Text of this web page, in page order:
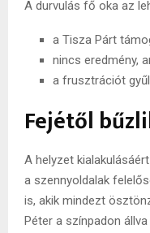
A durvulás fő oka az
a Tisza Párt
nincs eredmény,
a frusztrációt
Fejétől
A helyzet
a szennyoldalak
is, akik mindezt
Péter a színpadon